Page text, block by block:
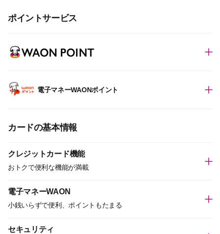
ポイントサービス
電子マネーWAONポイント
カードの基本情報
クレジットカード機能
おトクで便利な機能が満載
電子マネーWAON
小銭いらずで便利、ポイントもたまる
セキュリティ